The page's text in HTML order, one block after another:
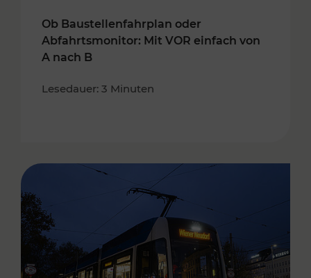
Ob Baustellenfahrplan oder
Abfahrtsmonitor: Mit VOR einfach von
A nach B
Lesedauer: 3 Minuten